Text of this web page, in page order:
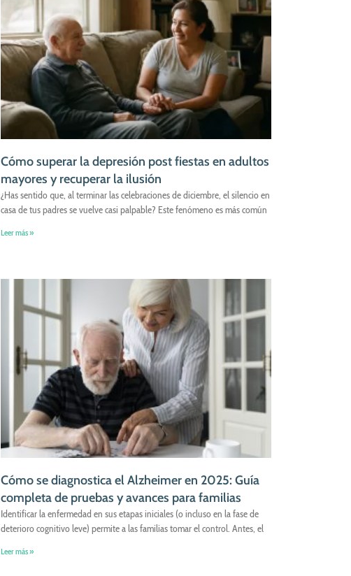
Cómo superar la depresión post fiestas en adultos
mayores y recuperar la ilusión
¿Has sentido que, al terminar las celebraciones de diciembre, el silencio en
casa de tus padres se vuelve casi palpable? Este fenómeno es más común
Leer más »
Cómo se diagnostica el Alzheimer en 2025: Guía
completa de pruebas y avances para familias
Identificar la enfermedad en sus etapas iniciales (o incluso en la fase de
deterioro cognitivo leve) permite a las familias tomar el control. Antes, el
Leer más »